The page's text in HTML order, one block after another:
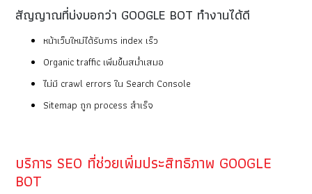
สัญญาณที่บ่งบอกว่า GOOGLE BOT ทำงานได้ดี
หน้าเว็บใหม่ได้รับการ index เร็ว
Organic traffic เพิ่มขึ้นสม่ำเสมอ
ไม่มี crawl errors ใน Search Console
Sitemap ถูก process สำเร็จ
บริการ SEO ที่ช่วยเพิ่มประสิทธิภาพ GOOGLE
BOT